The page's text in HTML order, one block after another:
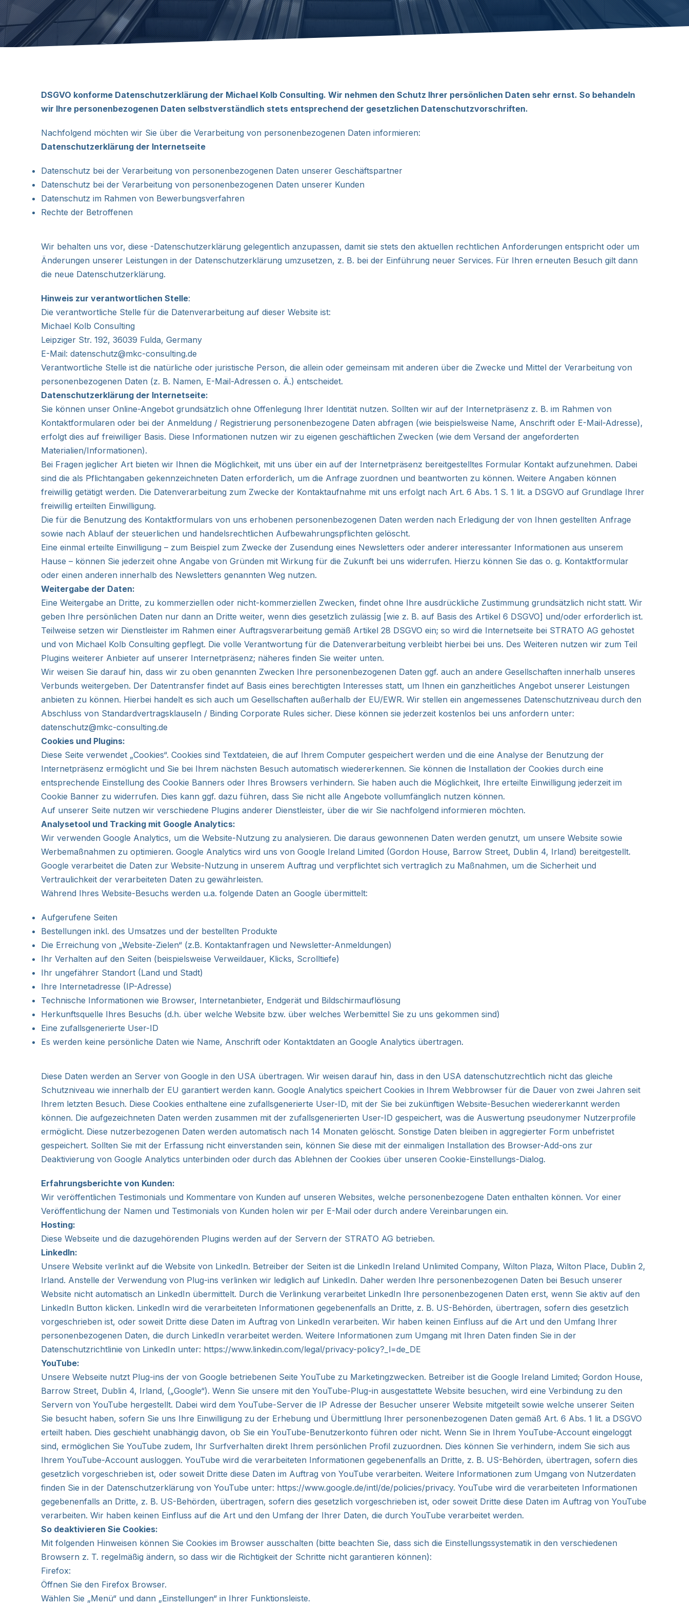
DSGVO konforme Datenschutzerklärung der Michael Kolb Consulting. Wir nehmen den Schutz Ihrer persönlichen Daten sehr ernst. So behandeln
wir Ihre personenbezogenen Daten selbstverständlich stets entsprechend der gesetzlichen Datenschutzvorschriften.
Nachfolgend möchten wir Sie über die Verarbeitung von personenbezogenen Daten informieren:
Datenschutzerklärung der Internetseite
Datenschutz bei der Verarbeitung von personenbezogenen Daten unserer Geschäftspartner
Datenschutz bei der Verarbeitung von personenbezogenen Daten unserer Kunden
Datenschutz im Rahmen von Bewerbungsverfahren
Rechte der Betroffenen
Wir behalten uns vor, diese -Datenschutzerklärung gelegentlich anzupassen, damit sie stets den aktuellen rechtlichen Anforderungen entspricht oder um
Änderungen unserer Leistungen in der Datenschutzerklärung umzusetzen, z. B. bei der Einführung neuer Services. Für Ihren erneuten Besuch gilt dann
die neue Datenschutzerklärung.
Hinweis zur verantwortlichen Stelle:
Die verantwortliche Stelle für die Datenverarbeitung auf dieser Website ist:
Michael Kolb Consulting
Leipziger Str. 192, 36039 Fulda, Germany
E-Mail: datenschutz@mkc-consulting.de
Verantwortliche Stelle ist die natürliche oder juristische Person, die allein oder gemeinsam mit anderen über die Zwecke und Mittel der Verarbeitung von
personenbezogenen Daten (z. B. Namen, E-Mail-Adressen o. Ä.) entscheidet.
Datenschutzerklärung der Internetseite:
Sie können unser Online-Angebot grundsätzlich ohne Offenlegung Ihrer Identität nutzen. Sollten wir auf der Internetpräsenz z. B. im Rahmen von
Kontaktformularen oder bei der Anmeldung / Registrierung personenbezogene Daten abfragen (wie beispielsweise Name, Anschrift oder E-Mail-Adresse),
erfolgt dies auf freiwilliger Basis. Diese Informationen nutzen wir zu eigenen geschäftlichen Zwecken (wie dem Versand der angeforderten
Materialien/Informationen).
Bei Fragen jeglicher Art bieten wir Ihnen die Möglichkeit, mit uns über ein auf der Internetpräsenz bereitgestelltes Formular Kontakt aufzunehmen. Dabei
sind die als Pflichtangaben gekennzeichneten Daten erforderlich, um die Anfrage zuordnen und beantworten zu können. Weitere Angaben können
freiwillig getätigt werden. Die Datenverarbeitung zum Zwecke der Kontaktaufnahme mit uns erfolgt nach Art. 6 Abs. 1 S. 1 lit. a DSGVO auf Grundlage Ihrer
freiwillig erteilten Einwilligung.
Die für die Benutzung des Kontaktformulars von uns erhobenen personenbezogenen Daten werden nach Erledigung der von Ihnen gestellten Anfrage
sowie nach Ablauf der steuerlichen und handelsrechtlichen Aufbewahrungspflichten gelöscht.
Eine einmal erteilte Einwilligung – zum Beispiel zum Zwecke der Zusendung eines Newsletters oder anderer interessanter Informationen aus unserem
Hause – können Sie jederzeit ohne Angabe von Gründen mit Wirkung für die Zukunft bei uns widerrufen. Hierzu können Sie das o. g. Kontaktformular
oder einen anderen innerhalb des Newsletters genannten Weg nutzen.
Weitergabe der Daten:
Eine Weitergabe an Dritte, zu kommerziellen oder nicht-kommerziellen Zwecken, findet ohne Ihre ausdrückliche Zustimmung grundsätzlich nicht statt. Wir
geben Ihre persönlichen Daten nur dann an Dritte weiter, wenn dies gesetzlich zulässig [wie z. B. auf Basis des Artikel 6 DSGVO] und/oder erforderlich ist.
Teilweise setzen wir Dienstleister im Rahmen einer Auftragsverarbeitung gemäß Artikel 28 DSGVO ein; so wird die Internetseite bei STRATO AG gehostet
und von Michael Kolb Consulting gepflegt. Die volle Verantwortung für die Datenverarbeitung verbleibt hierbei bei uns. Des Weiteren nutzen wir zum Teil
Plugins weiterer Anbieter auf unserer Internetpräsenz; näheres finden Sie weiter unten.
Wir weisen Sie darauf hin, dass wir zu oben genannten Zwecken Ihre personenbezogenen Daten ggf. auch an andere Gesellschaften innerhalb unseres
Verbunds weitergeben. Der Datentransfer findet auf Basis eines berechtigten Interesses statt, um Ihnen ein ganzheitliches Angebot unserer Leistungen
anbieten zu können. Hierbei handelt es sich auch um Gesellschaften außerhalb der EU/EWR. Wir stellen ein angemessenes Datenschutzniveau durch den
Abschluss von Standardvertragsklauseln / Binding Corporate Rules sicher. Diese können sie jederzeit kostenlos bei uns anfordern unter:
datenschutz@mkc-consulting.de
Cookies und Plugins:
Diese Seite verwendet „Cookies“. Cookies sind Textdateien, die auf Ihrem Computer gespeichert werden und die eine Analyse der Benutzung der
Internetpräsenz ermöglicht und Sie bei Ihrem nächsten Besuch automatisch wiedererkennen. Sie können die Installation der Cookies durch eine
entsprechende Einstellung des Cookie Banners oder Ihres Browsers verhindern. Sie haben auch die Möglichkeit, Ihre erteilte Einwilligung jederzeit im
Cookie Banner zu widerrufen. Dies kann ggf. dazu führen, dass Sie nicht alle Angebote vollumfänglich nutzen können.
Auf unserer Seite nutzen wir verschiedene Plugins anderer Dienstleister, über die wir Sie nachfolgend informieren möchten.
Analysetool und Tracking mit Google Analytics:
Wir verwenden Google Analytics, um die Website-Nutzung zu analysieren. Die daraus gewonnenen Daten werden genutzt, um unsere Website sowie
Werbemaßnahmen zu optimieren. Google Analytics wird uns von Google Ireland Limited (Gordon House, Barrow Street, Dublin 4, Irland) bereitgestellt.
Google verarbeitet die Daten zur Website-Nutzung in unserem Auftrag und verpflichtet sich vertraglich zu Maßnahmen, um die Sicherheit und
Vertraulichkeit der verarbeiteten Daten zu gewährleisten.
Während Ihres Website-Besuchs werden u.a. folgende Daten an Google übermittelt:
Aufgerufene Seiten
Bestellungen inkl. des Umsatzes und der bestellten Produkte
Die Erreichung von „Website-Zielen“ (z.B. Kontaktanfragen und Newsletter-Anmeldungen)
Ihr Verhalten auf den Seiten (beispielsweise Verweildauer, Klicks, Scrolltiefe)
Ihr ungefährer Standort (Land und Stadt)
Ihre Internetadresse (IP-Adresse)
Technische Informationen wie Browser, Internetanbieter, Endgerät und Bildschirmauflösung
Herkunftsquelle Ihres Besuchs (d.h. über welche Website bzw. über welches Werbemittel Sie zu uns gekommen sind)
Eine zufallsgenerierte User-ID
Es werden keine persönliche Daten wie Name, Anschrift oder Kontaktdaten an Google Analytics übertragen.
Diese Daten werden an Server von Google in den USA übertragen. Wir weisen darauf hin, dass in den USA datenschutzrechtlich nicht das gleiche
Schutzniveau wie innerhalb der EU garantiert werden kann. Google Analytics speichert Cookies in Ihrem Webbrowser für die Dauer von zwei Jahren seit
Ihrem letzten Besuch. Diese Cookies enthaltene eine zufallsgenerierte User-ID, mit der Sie bei zukünftigen Website-Besuchen wiedererkannt werden
können. Die aufgezeichneten Daten werden zusammen mit der zufallsgenerierten User-ID gespeichert, was die Auswertung pseudonymer Nutzerprofile
ermöglicht. Diese nutzerbezogenen Daten werden automatisch nach 14 Monaten gelöscht. Sonstige Daten bleiben in aggregierter Form unbefristet
gespeichert. Sollten Sie mit der Erfassung nicht einverstanden sein, können Sie diese mit der einmaligen Installation des Browser-Add-ons zur
Deaktivierung von Google Analytics unterbinden oder durch das Ablehnen der Cookies über unseren Cookie-Einstellungs-Dialog.
Erfahrungsberichte von Kunden:
Wir veröffentlichen Testimonials und Kommentare von Kunden auf unseren Websites, welche personenbezogene Daten enthalten können. Vor einer
Veröffentlichung der Namen und Testimonials von Kunden holen wir per E-Mail oder durch andere Vereinbarungen ein.
Hosting:
Diese Webseite und die dazugehörenden Plugins werden auf der Servern der STRATO AG betrieben.
LinkedIn:
Unsere Website verlinkt auf die Website von LinkedIn. Betreiber der Seiten ist die LinkedIn Ireland Unlimited Company, Wilton Plaza, Wilton Place, Dublin 2,
Irland. Anstelle der Verwendung von Plug-ins verlinken wir lediglich auf LinkedIn. Daher werden Ihre personenbezogenen Daten bei Besuch unserer
Website nicht automatisch an LinkedIn übermittelt. Durch die Verlinkung verarbeitet LinkedIn Ihre personenbezogenen Daten erst, wenn Sie aktiv auf den
LinkedIn Button klicken. LinkedIn wird die verarbeiteten Informationen gegebenenfalls an Dritte, z. B. US-Behörden, übertragen, sofern dies gesetzlich
vorgeschrieben ist, oder soweit Dritte diese Daten im Auftrag von LinkedIn verarbeiten. Wir haben keinen Einfluss auf die Art und den Umfang Ihrer
personenbezogenen Daten, die durch LinkedIn verarbeitet werden. Weitere Informationen zum Umgang mit Ihren Daten finden Sie in der
Datenschutzrichtlinie von LinkedIn unter: https://www.linkedin.com/legal/privacy-policy?_l=de_DE
YouTube:
Unsere Webseite nutzt Plug-ins der von Google betriebenen Seite YouTube zu Marketingzwecken. Betreiber ist die Google Ireland Limited; Gordon House,
Barrow Street, Dublin 4, Irland, („Google“). Wenn Sie unsere mit den YouTube-Plug-in ausgestattete Website besuchen, wird eine Verbindung zu den
Servern von YouTube hergestellt. Dabei wird dem YouTube-Server die IP Adresse der Besucher unserer Website mitgeteilt sowie welche unserer Seiten
Sie besucht haben, sofern Sie uns Ihre Einwilligung zu der Erhebung und Übermittlung Ihrer personenbezogenen Daten gemäß Art. 6 Abs. 1 lit. a DSGVO
erteilt haben. Dies geschieht unabhängig davon, ob Sie ein YouTube-Benutzerkonto führen oder nicht. Wenn Sie in Ihrem YouTube-Account eingeloggt
sind, ermöglichen Sie YouTube zudem, Ihr Surfverhalten direkt Ihrem persönlichen Profil zuzuordnen. Dies können Sie verhindern, indem Sie sich aus
Ihrem YouTube-Account ausloggen. YouTube wird die verarbeiteten Informationen gegebenenfalls an Dritte, z. B. US-Behörden, übertragen, sofern dies
gesetzlich vorgeschrieben ist, oder soweit Dritte diese Daten im Auftrag von YouTube verarbeiten. Weitere Informationen zum Umgang von Nutzerdaten
finden Sie in der Datenschutzerklärung von YouTube unter: https://www.google.de/intl/de/policies/privacy. YouTube wird die verarbeiteten Informationen
gegebenenfalls an Dritte, z. B. US-Behörden, übertragen, sofern dies gesetzlich vorgeschrieben ist, oder soweit Dritte diese Daten im Auftrag von YouTube
verarbeiten. Wir haben keinen Einfluss auf die Art und den Umfang der Ihrer Daten, die durch YouTube verarbeitet werden.
So deaktivieren Sie Cookies:
Mit folgenden Hinweisen können Sie Cookies im Browser ausschalten (bitte beachten Sie, dass sich die Einstellungssystematik in den verschiedenen
Browsern z. T. regelmäßig ändern, so dass wir die Richtigkeit der Schritte nicht garantieren können):
Firefox:
Öffnen Sie den Firefox Browser.
Wählen Sie „Menü“ und dann „Einstellungen“ in Ihrer Funktionsleiste.
Previous